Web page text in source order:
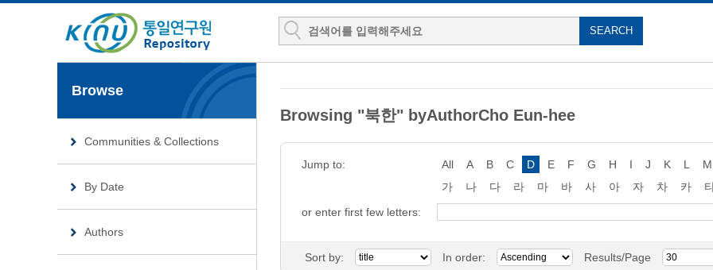
Browse
Communities & Collections
By Date
Authors
Browsing "북한" byAuthorCho Eun-hee
Jump to: All A B C D E F G H I J K L M
가
나 다 라 마 바 사 아 자 차 카
or enter first few letters:
Sort by: In order: Results/Page